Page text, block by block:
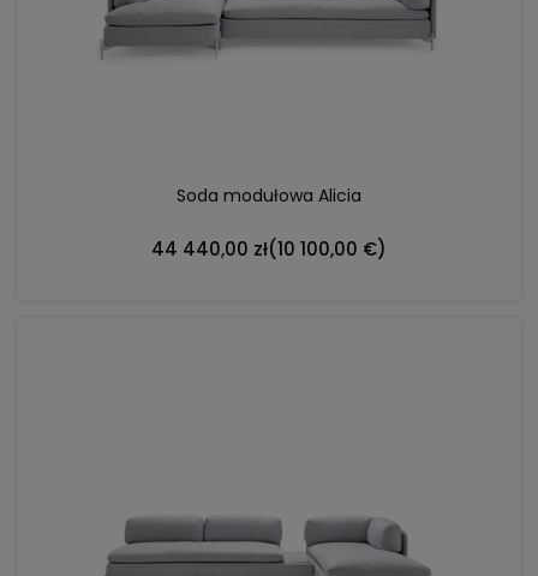
Soda modułowa Alicia
44 440,00 zł(10 100,00 €)
DO KOSZYKA